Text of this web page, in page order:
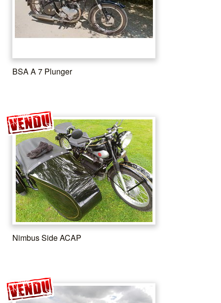
BSA A 7 Plunger
Nimbus Side ACAP